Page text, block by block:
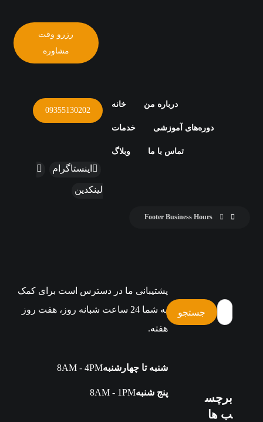
خانه درباره من
خدمات دوره‌های آموزشی
وبلاگ تماس با ما
رزرو وقت
مشاوره
09355130202
اینستاگرام
لینکدین
Footer Business Hours
پشتیبانی ما در دسترس است برای کمک
به شما 24 ساعت شبانه روز، هفت روز
هفته.
شنبه تا چهارشنبه8AM - 4PM
پنج شنبه8AM - 1PM
برچس
ب ها